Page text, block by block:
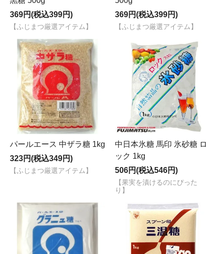
369円(税込399円)
【ふじまつ厳選アイテム】
369円(税込399円)
【ふじまつ厳選アイテム】
パールエース 中ザラ糖 1kg
323円(税込349円)
【ふじまつ厳選アイテム】
中日本氷糖 馬印 氷砂糖 ロ
ック 1kg
506円(税込546円)
【果実を漬けるのにぴった
り】